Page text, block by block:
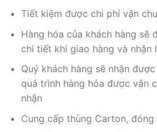
Tiết kiệm được chi phí vận
Hàng hóa của khách hàng sẽ
chi tiết khi giao hàng và nhận
Quý khách hàng sẽ nhận
quá trình hàng hóa được vận
nhận
Cung cấp thùng Carton,